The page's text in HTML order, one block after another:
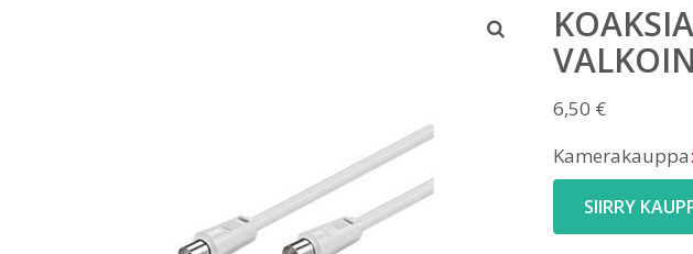
6,50 €
Kamerakauppa:
SIIRRY